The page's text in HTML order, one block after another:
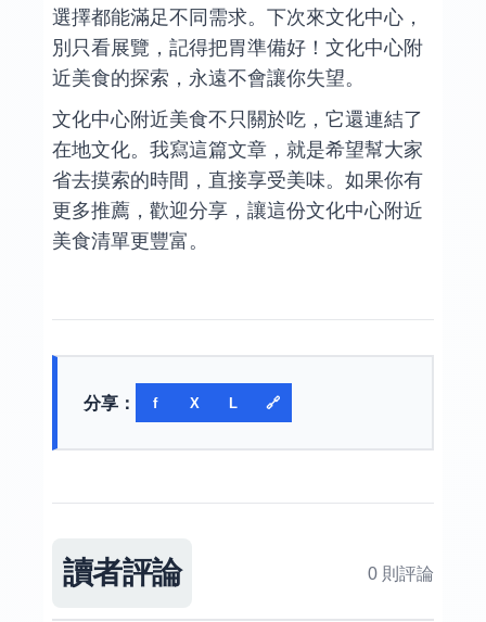
選擇都能滿足不同需求。下次來文化中心，
別只看展覽，記得把胃準備好！文化中心附
近美食的探索，永遠不會讓你失望。
文化中心附近美食不只關於吃，它還連結了
在地文化。我寫這篇文章，就是希望幫大家
省去摸索的時間，直接享受美味。如果你有
更多推薦，歡迎分享，讓這份文化中心附近
美食清單更豐富。
分享： f X L 🔗
讀者評論 0 則評論